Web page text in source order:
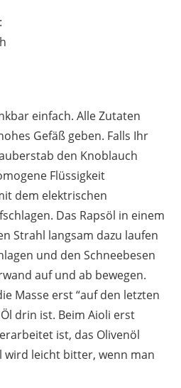
einfach. Alle Zutaten
Gefäß geben. Falls Ihr
den Knoblauch
Flüssigkeit
dem elektrischen
Das Rapsöl in einem
Strahl langsam dazu laufen
und den Schneebesen
auf und ab bewegen.
Masse erst “auf den letzten
drin ist. Beim Aioli erst
ist, das Olivenöl
wird leicht bitter, wenn man